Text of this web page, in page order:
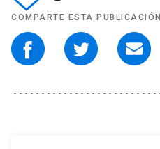
COMPARTE ESTA PUBLICACIÓN